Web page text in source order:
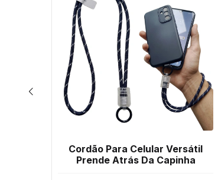
Cordão Para Celular Versátil
Prende Atrás Da Capinha